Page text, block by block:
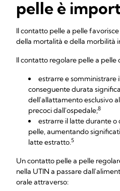
pelle è
Il contatto pelle a pelle
della mortalità e della morbilità
Il contatto regolare pelle a pelle
estrarre e somministrare
conseguente durata
dell'allattamento esclusivo
precoci dall'ospedale;8
estrarre il latte durante o
pelle, aumentando
latte estratto.5
Un contatto pelle a pelle
nella UTIN a passare
orale attraverso: